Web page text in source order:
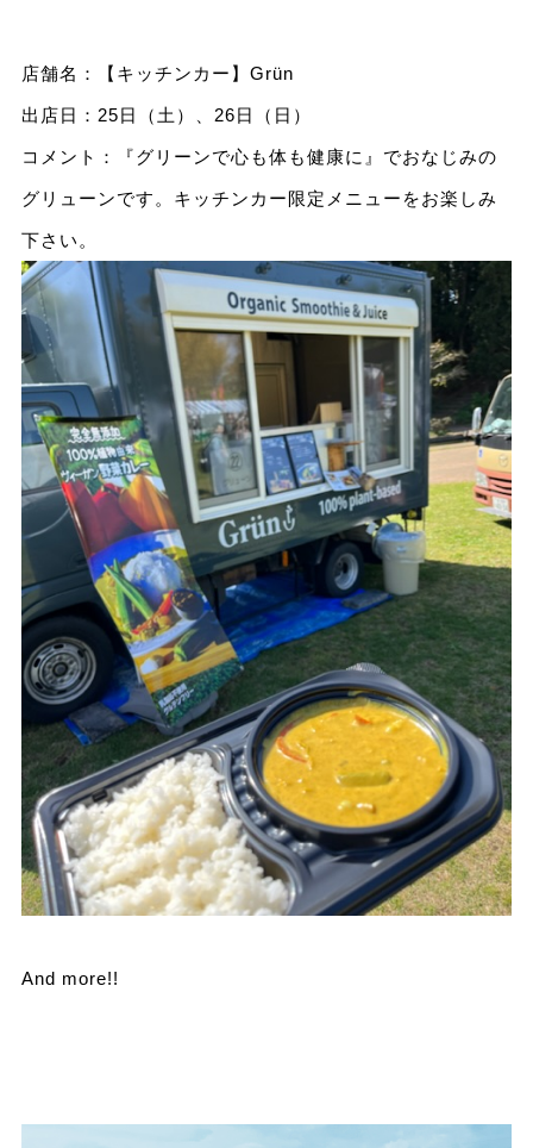
店舗名：【キッチンカー】Grün
出店日：25日（土）、26日（日）
コメント：『グリーンで心も体も健康に』でおなじみの
グリューンです。キッチンカー限定メニューをお楽しみ
下さい。
And more!!